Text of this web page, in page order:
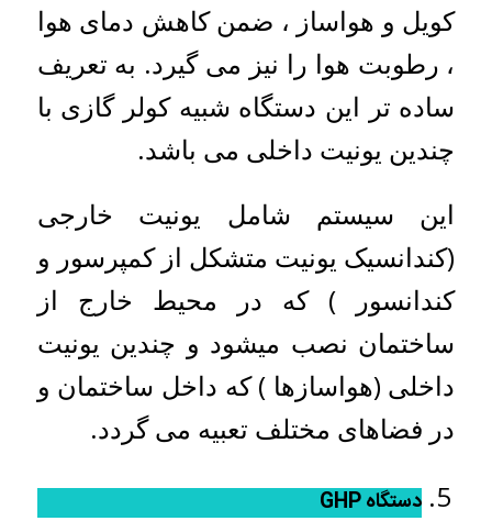
کویل و هواساز ، ضمن کاهش دمای هوا
، رطوبت هوا را نیز می گیرد. به تعریف
ساده تر این دستگاه شبیه کولر گازی با
چندین یونیت داخلی می باشد.
این سیستم شامل یونیت خارجی
(کندانسیک یونیت متشکل از کمپرسور و
کندانسور ) که در محیط خارج از
ساختمان نصب میشود و چندین یونیت
داخلی (هواسازها ) که داخل ساختمان و
در فضاهای مختلف تعبیه می گردد.
دستگاهGHP